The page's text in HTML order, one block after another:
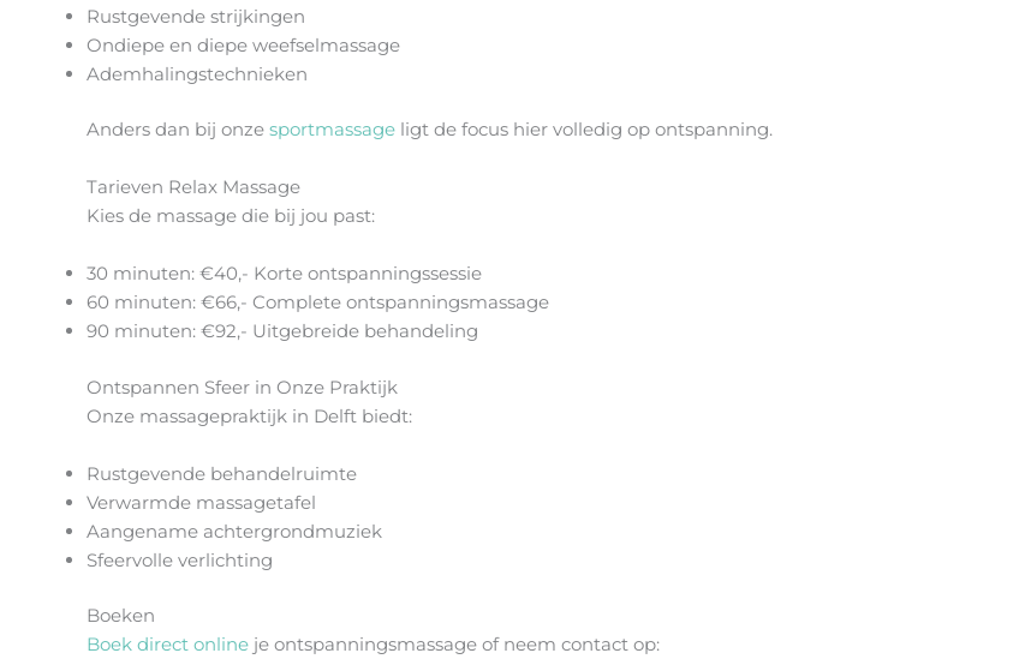
Rustgevende strijkingen
Ondiepe en diepe weefselmassage
Ademhalingstechnieken
Anders dan bij onze sportmassage ligt de focus hier volledig op ontspanning.
Tarieven Relax Massage
Kies de massage die bij jou past:
30 minuten: €40,- Korte ontspanningssessie
60 minuten: €66,- Complete ontspanningsmassage
90 minuten: €92,- Uitgebreide behandeling
Ontspannen Sfeer in Onze Praktijk
Onze massagepraktijk in Delft biedt:
Rustgevende behandelruimte
Verwarmde massagetafel
Aangename achtergrondmuziek
Sfeervolle verlichting
Boeken
Boek direct online je ontspanningsmassage of neem contact op: